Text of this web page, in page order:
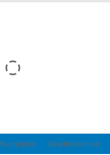
Huurprijzen Beschikbaarheid